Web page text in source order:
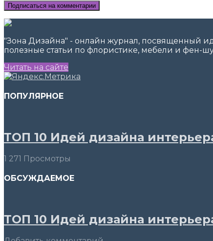
"Зона Дизайна" - онлайн журнал, посвященный
полезные статьи по флористике, мебели и фен-
Читать на сайте
ПОПУЛЯРНОЕ
ТОП 10 Идей дизайна
1 271 Просмотры
ОБСУЖДАЕМОЕ
ТОП 10 Идей дизайна